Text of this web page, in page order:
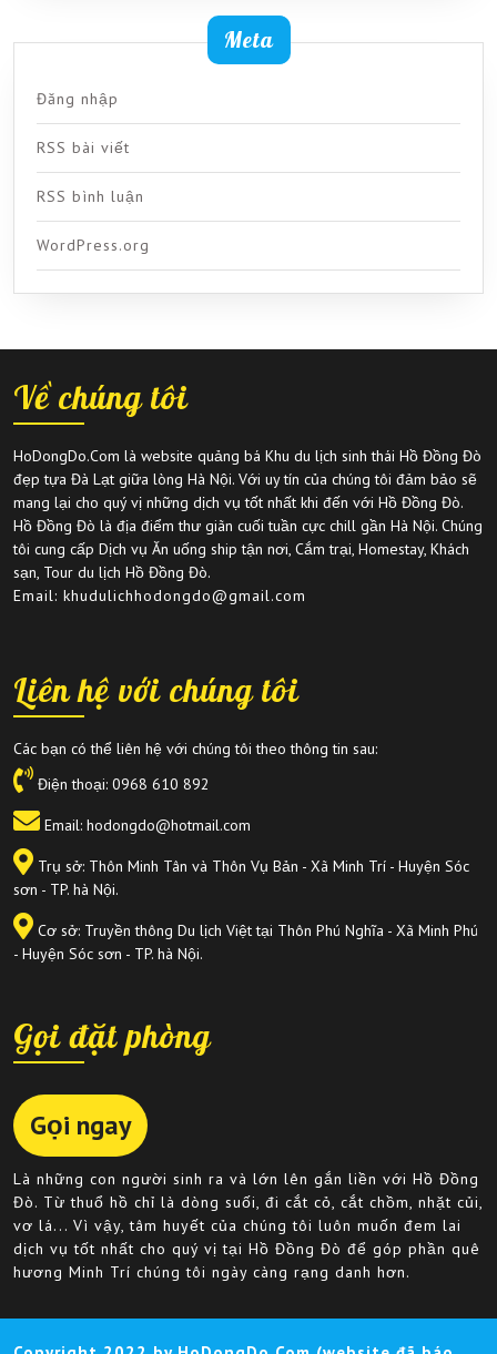
Meta
Đăng nhập
RSS bài viết
RSS bình luận
WordPress.org
Về chúng tôi
HoDongDo.Com là website quảng bá Khu du lịch sinh thái Hồ Đồng Đò
đẹp tựa Đà Lạt giữa lòng Hà Nội. Với uy tín của chúng tôi đảm bảo sẽ
mang lại cho quý vị những dịch vụ tốt nhất khi đến với Hồ Đồng Đò.
Hồ Đồng Đò là địa điểm thư giãn cuối tuần cực chill gần Hà Nội. Chúng
tôi cung cấp Dịch vụ Ăn uống ship tận nơi, Cắm trại, Homestay, Khách
sạn, Tour du lịch Hồ Đồng Đò.
Email: khudulichhodongdo@gmail.com
Liên hệ với chúng tôi
Các bạn có thể liên hệ với chúng tôi theo thông tin sau:
Điện thoại: 0968 610 892
Email: hodongdo@hotmail.com
Trụ sở: Thôn Minh Tân và Thôn Vụ Bản - Xã Minh Trí - Huyện Sóc
sơn - TP. hà Nội.
Cơ sở: Truyền thông Du lịch Việt tại Thôn Phú Nghĩa - Xã Minh Phú
- Huyện Sóc sơn - TP. hà Nội.
Gọi đặt phòng
Gọi ngay
Là những con người sinh ra và lớn lên gắn liền với Hồ Đồng
Đò. Từ thuổ hồ chỉ là dòng suối, đi cắt cỏ, cắt chồm, nhặt củi,
vơ lá... Vì vậy, tâm huyết của chúng tôi luôn muốn đem lai
dịch vụ tốt nhất cho quý vị tại Hồ Đồng Đò để góp phần quê
hương Minh Trí chúng tôi ngày càng rạng danh hơn.